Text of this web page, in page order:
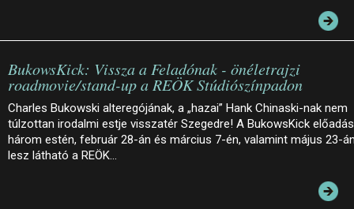
BukowsKick: Vissza a Feladónak - önéletrajzi
roadmovie/stand-up a REÖK Stúdiószínpadon
Charles Bukowski alteregójának, a „hazai” Hank Chinaski-nak nem
túlzottan irodalmi estje visszatér Szegedre! A BukowsKick
három estén, február 28-án és március 7-én, valamint május 23-
lesz látható a REÖK…